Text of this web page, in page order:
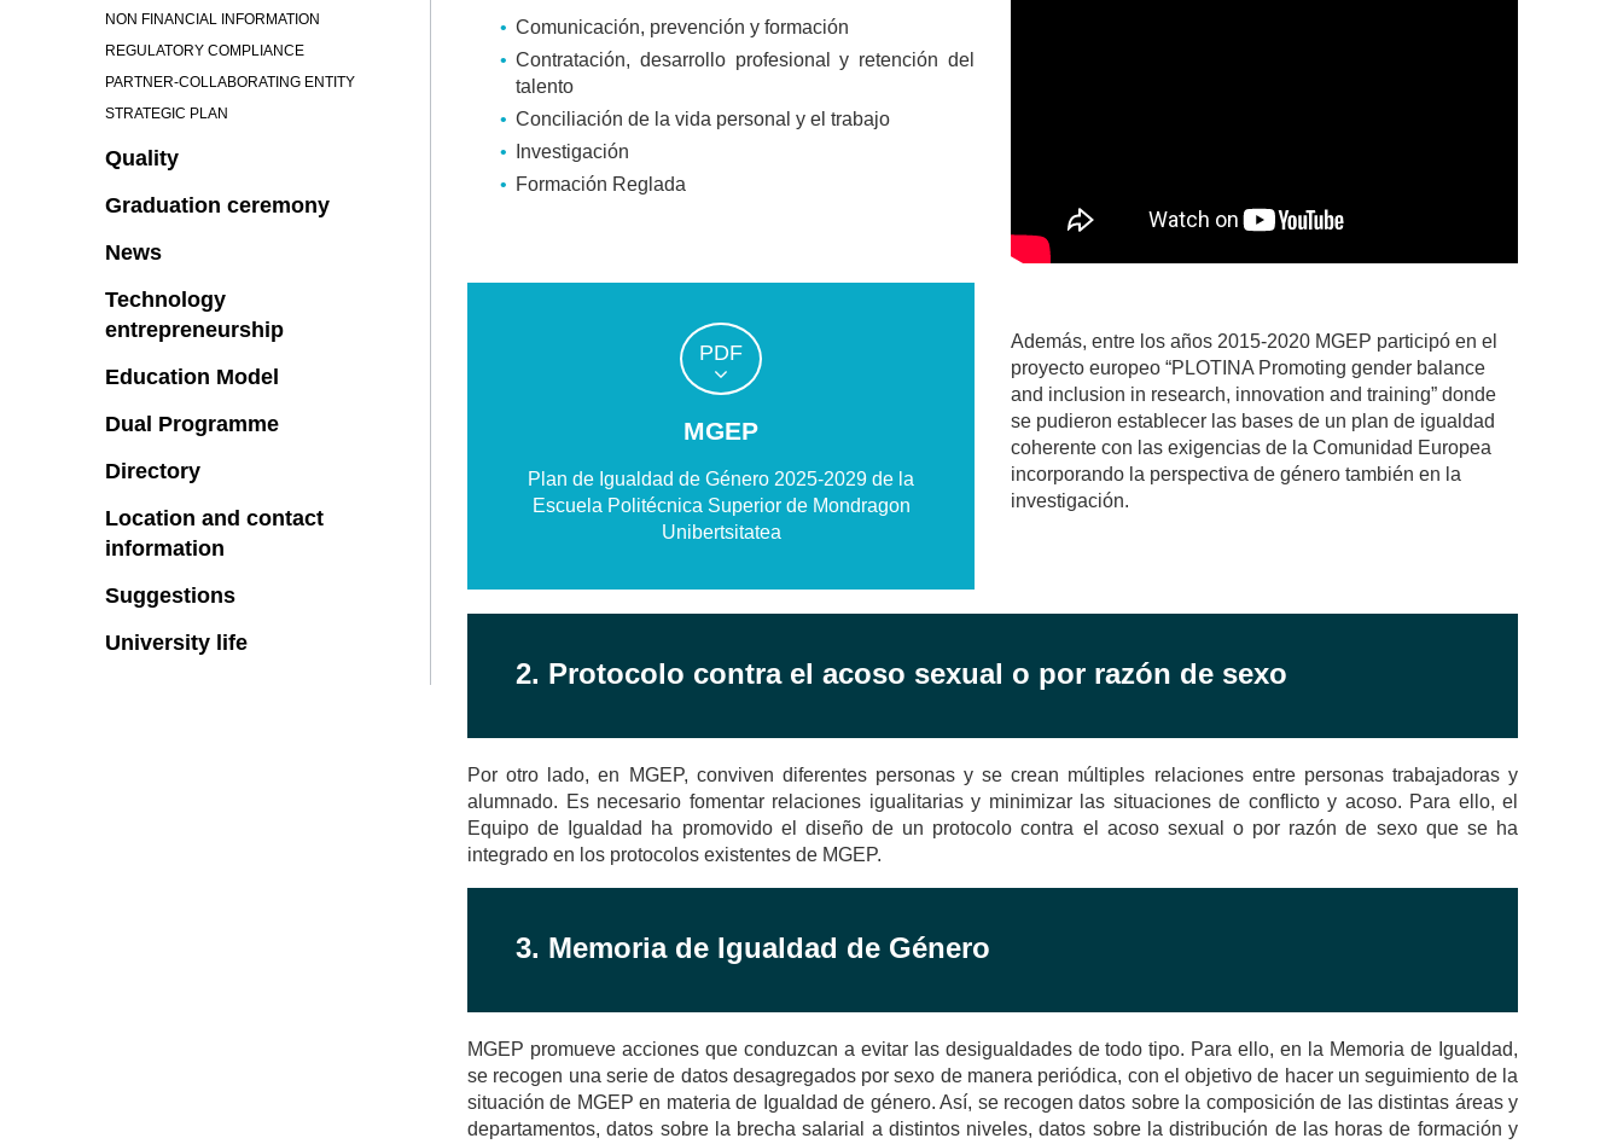
Comunicación, prevención y formación
Contratación, desarrollo profesional y retención del
talento
Conciliación de la vida personal y el trabajo
Investigación
Formación Reglada
PDF
MGEP
Plan de Igualdad de Género 2025-2029 de la
Escuela Politécnica Superior de Mondragon
Unibertsitatea
Además, entre los años 2015-2020 MGEP participó en el
proyecto europeo “PLOTINA Promoting gender balance
and inclusion in research, innovation and training” donde
se pudieron establecer las bases de un plan de igualdad
coherente con las exigencias de la Comunidad Europea
incorporando la perspectiva de género también en la
investigación.
2. Protocolo contra el acoso sexual o por razón de sexo
Por otro lado, en MGEP, conviven diferentes personas y se crean múltiples relaciones entre personas trabajadoras y
alumnado. Es necesario fomentar relaciones igualitarias y minimizar las situaciones de conflicto y acoso. Para ello, el
Equipo de Igualdad ha promovido el diseño de un protocolo contra el acoso sexual o por razón de sexo que se ha
integrado en los protocolos existentes de MGEP.
3. Memoria de Igualdad de Género
MGEP promueve acciones que conduzcan a evitar las desigualdades de todo tipo. Para ello, en la Memoria de Igualdad,
se recogen una serie de datos desagregados por sexo de manera periódica, con el objetivo de hacer un seguimiento de la
situación de MGEP en materia de Igualdad de género. Así, se recogen datos sobre la composición de las distintas áreas y
departamentos, datos sobre la brecha salarial a distintos niveles, datos sobre la distribución de las horas de formación y
NON FINANCIAL INFORMATION
REGULATORY COMPLIANCE
PARTNER-COLLABORATING ENTITY
STRATEGIC PLAN
Quality
Graduation ceremony
News
Technology
entrepreneurship
Education Model
Dual Programme
Directory
Location and contact
information
Suggestions
University life